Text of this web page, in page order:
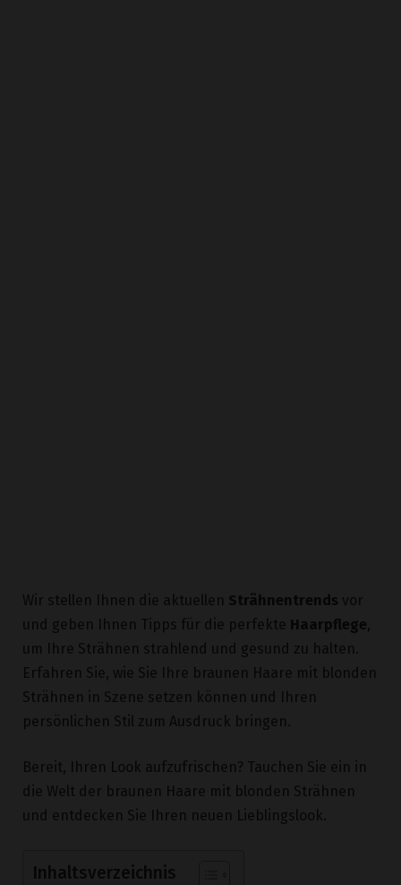
Wir stellen Ihnen die aktuellen Strähnentrends vor
und geben Ihnen Tipps für die perfekte Haarpflege
um Ihre Strähnen strahlend und gesund zu halten.
Erfahren Sie, wie Sie Ihre braunen Haare mit blonden
Strähnen in Szene setzen können und Ihren
persönlichen Stil zum Ausdruck bringen.
Bereit, Ihren Look aufzufrischen? Tauchen Sie ein in
die Welt der braunen Haare mit blonden Strähnen
und entdecken Sie Ihren neuen Lieblingslook.
Inhaltsverzeichnis